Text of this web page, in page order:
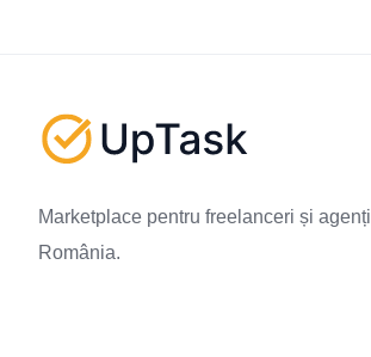
Marketplace pentru freelanceri și
România.